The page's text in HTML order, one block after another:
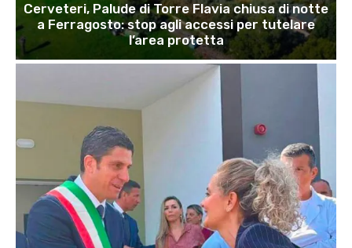
Cerveteri, Palude di Torre Flavia chiusa di notte
a Ferragosto: stop agli accessi per tutelare
l’area protetta